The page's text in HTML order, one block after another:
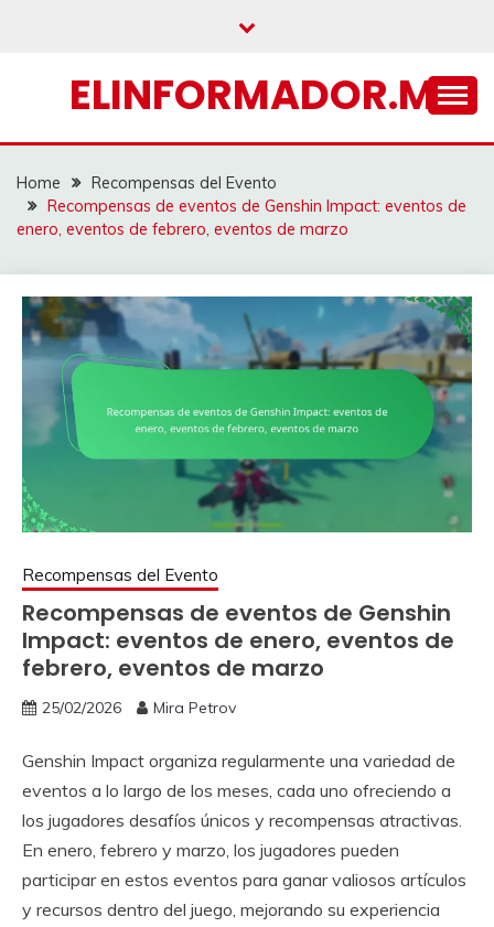
ELINFORMADOR.MX
Home
Recompensas del Evento
Recompensas de eventos de Genshin Impact: eventos de
enero, eventos de febrero, eventos de marzo
Recompensas del Evento
Recompensas de eventos de Genshin
Impact: eventos de enero, eventos de
febrero, eventos de marzo
25/02/2026 Mira Petrov
Genshin Impact organiza regularmente una variedad de
eventos a lo largo de los meses, cada uno ofreciendo a
los jugadores desafíos únicos y recompensas atractivas.
En enero, febrero y marzo, los jugadores pueden
participar en estos eventos para ganar valiosos artículos
y recursos dentro del juego, mejorando su experiencia